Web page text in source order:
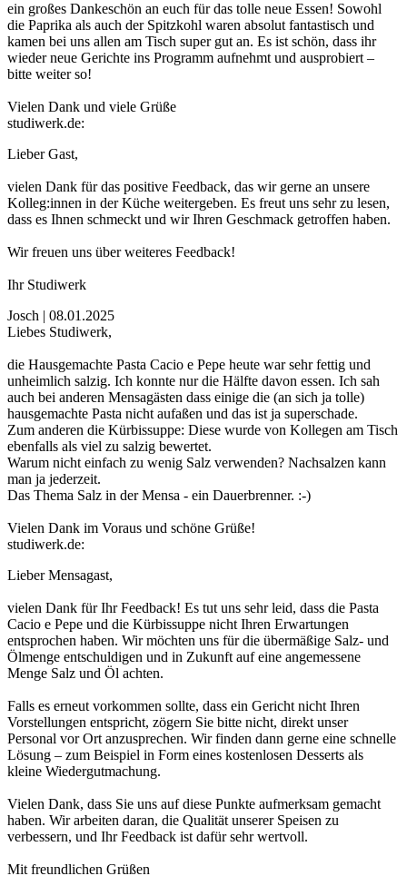
ein großes Dankeschön an euch für das tolle neue Essen! Sowohl
die Paprika als auch der Spitzkohl waren absolut fantastisch und
kamen bei uns allen am Tisch super gut an. Es ist schön, dass ihr
wieder neue Gerichte ins Programm aufnehmt und ausprobiert –
bitte weiter so!
Vielen Dank und viele Grüße
studiwerk.de:
Lieber Gast,
vielen Dank für das positive Feedback, das wir gerne an unsere
Kolleg:innen in der Küche weitergeben. Es freut uns sehr zu lesen,
dass es Ihnen schmeckt und wir Ihren Geschmack getroffen haben.
Wir freuen uns über weiteres Feedback!
Ihr Studiwerk
Josch | 08.01.2025
Liebes Studiwerk,
die Hausgemachte Pasta Cacio e Pepe heute war sehr fettig und
unheimlich salzig. Ich konnte nur die Hälfte davon essen. Ich sah
auch bei anderen Mensagästen dass einige die (an sich ja tolle)
hausgemachte Pasta nicht aufaßen und das ist ja superschade.
Zum anderen die Kürbissuppe: Diese wurde von Kollegen am Tisch
ebenfalls als viel zu salzig bewertet.
Warum nicht einfach zu wenig Salz verwenden? Nachsalzen kann
man ja jederzeit.
Das Thema Salz in der Mensa - ein Dauerbrenner. :-)
Vielen Dank im Voraus und schöne Grüße!
studiwerk.de:
Lieber Mensagast,
vielen Dank für Ihr Feedback! Es tut uns sehr leid, dass die Pasta
Cacio e Pepe und die Kürbissuppe nicht Ihren Erwartungen
entsprochen haben. Wir möchten uns für die übermäßige Salz- und
Ölmenge entschuldigen und in Zukunft auf eine angemessene
Menge Salz und Öl achten.
Falls es erneut vorkommen sollte, dass ein Gericht nicht Ihren
Vorstellungen entspricht, zögern Sie bitte nicht, direkt unser
Personal vor Ort anzusprechen. Wir finden dann gerne eine schnelle
Lösung – zum Beispiel in Form eines kostenlosen Desserts als
kleine Wiedergutmachung.
Vielen Dank, dass Sie uns auf diese Punkte aufmerksam gemacht
haben. Wir arbeiten daran, die Qualität unserer Speisen zu
verbessern, und Ihr Feedback ist dafür sehr wertvoll.
Mit freundlichen Grüßen